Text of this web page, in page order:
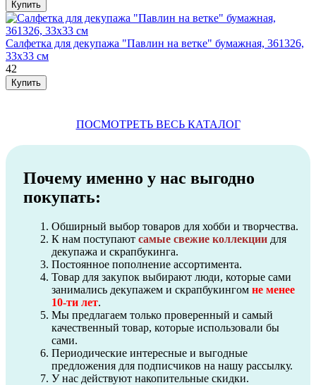
Салфетка для декупажа "Павлин на ветке" бумажная, 361326,
33х33 см
42
ПОСМОТРЕТЬ ВЕСЬ КАТАЛОГ
Почему именно у нас выгодно
покупать:
Обширный выбор товаров для хобби и творчества.
К нам поступают самые свежие коллекции для
декупажа и скрапбукинга.
Постоянное пополнение ассортимента.
Товар для закупок выбирают люди, которые сами
занимались декупажем и скрапбукингом не менее
10-ти лет.
Мы предлагаем только проверенный и самый
качественный товар, которые использовали бы
сами.
Периодические интересные и выгодные
предложения для подписчиков на нашу рассылку.
У нас действуют накопительные скидки.